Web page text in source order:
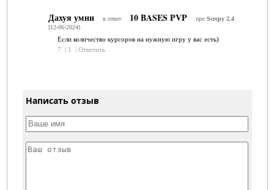
Дахуя умни в ответ 10 BASES PVP про Scrcpy 2.4
[12-06-2024]
Если количество курсоров на нужную игру у вас есть)
7
| 1 | Ответить
Написать отзыв